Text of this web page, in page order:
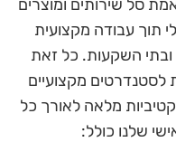
סל שירותים ומוצרים
תוך עבודה מקצועית
ובתי השקעות. כל זאת
לסטנדרטים מקצועיים
מלאה לאורך כל
שלנו כולל: